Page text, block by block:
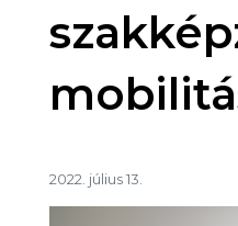
2022. július 13.